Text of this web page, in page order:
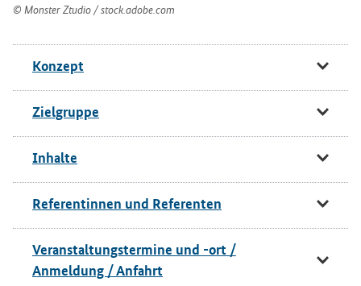
Monster Ztudio / stock.adobe.com
Konzept
Zielgruppe
Inhalte
Referentinnen und Referenten
Veranstaltungstermine und -ort /
Anmeldung / Anfahrt